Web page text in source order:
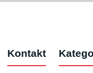
Kontakt